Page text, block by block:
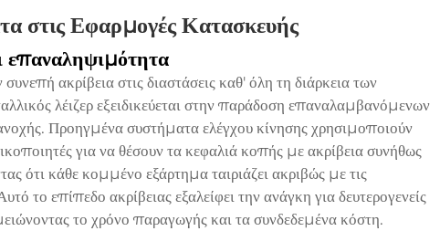
στις Εφαρμογές Κατασκευής
επαναληψιμότητα
ακρίβεια στις διαστάσεις καθ' όλη τη διάρκεια των
λέιζερ εξειδικεύεται στην παράδοση επαναλαμβανόμενων
Προηγμένα συστήματα ελέγχου κίνησης χρησιμοποιούν
για να θέσουν τα κεφαλιά κοπής με ακρίβεια συνήθως
ότι κάθε κομμένο εξάρτημα ταιριάζει ακριβώς με τις
το επίπεδο ακρίβειας εξαλείφει την ανάγκη για δευτερογενείς
το χρόνο παραγωγής και τα συνδεδεμένα κόστη.